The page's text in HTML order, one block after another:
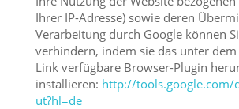
Ihrer IP-Adresse) sowie deren
Verarbeitung durch Google können
verhindern, indem sie das unter
Link verfügbare Browser-Plugin
installieren: http://tools.google.com/
ut?hl=de